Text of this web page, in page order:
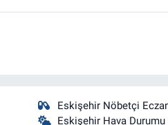
Eskişehir Nöbetçi
Eskişehir Hava Durumu